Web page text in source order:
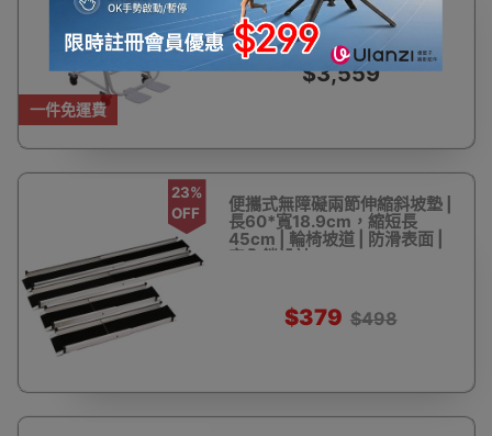
一件免運費
$3,559
23%
OFF
便攜式無障礙兩節伸縮斜坡墊 |
長60*寬18.9cm，縮短長
45cm | 輪椅坡道 | 防滑表面 |
安全鎖設計
$379 $498